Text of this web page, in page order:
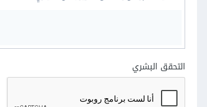
التحقق البشري